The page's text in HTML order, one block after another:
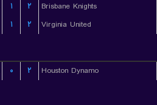
۱ ۲
Brisbane Knights
۱ ۲ Virginia United
۰ ۲ Houston Dynamo